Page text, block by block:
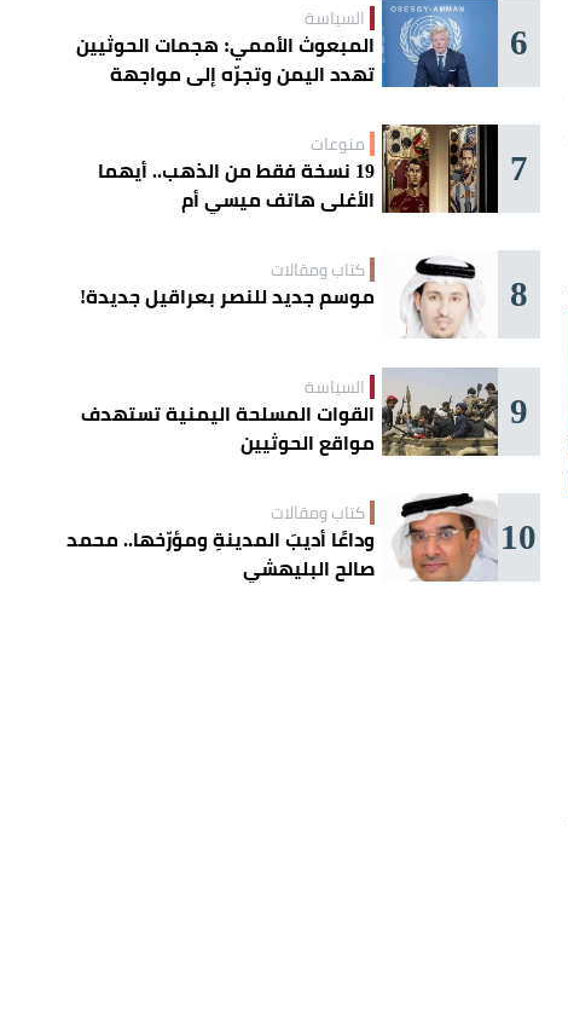
6 السياسة
المبعوث الأممي: هجمات الحوثيين
تهدد اليمن وتجرّه إلى مواجهة
7 منوعات
19 نسخة فقط من الذهب.. أيهما
الأغلى هاتف ميسي أم
8 كتاب ومقالات
موسم جديد للنصر بعراقيل جديدة!
9 السياسة
القوات المسلحة اليمنية تستهدف
مواقع الحوثيين
10 كتاب ومقالات
وداعًا أديبَ المدينةِ ومؤرّخها.. محمد
صالح البليهشي